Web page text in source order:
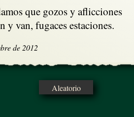
que gozos y aflicciones
y van, fugaces estaciones.
de 2012
Aleatorio